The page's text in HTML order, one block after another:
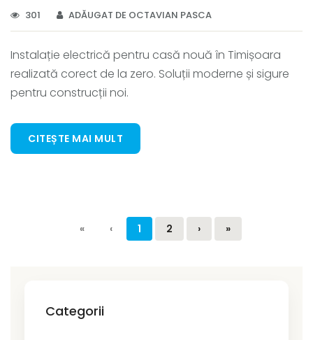
301 ADĂUGAT DE OCTAVIAN PASCA
Instalație electrică pentru casă nouă în Timișoara
realizată corect de la zero. Soluții moderne și sigure
pentru construcții noi.
CITEȘTE MAI MULT
« ‹ 1 2 › »
Categorii